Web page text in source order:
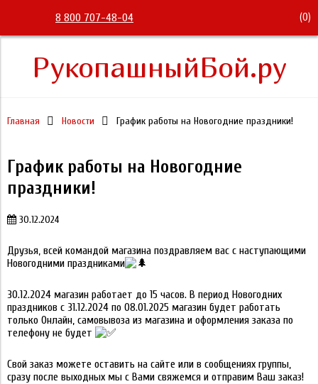
8 800 707-48-04 (0)
РукопашныйБой.ру
Главная Новости График работы на Новогодние праздники!
График работы на Новогодние
праздники!
30.12.2024
Друзья, всей командой магазина поздравляем вас с наступающими
Новогодними праздниками
30.12.2024 магазин работает до 15 часов. В период Новогодних
праздников с 31.12.2024 по 08.01.2025 магазин будет работать
только Онлайн, самовывоза из магазина и оформления заказа по
телефону не будет
Свой заказ можете оставить на сайте или в сообщениях группы,
сразу после выходных мы с Вами свяжемся и отправим Ваш заказ!